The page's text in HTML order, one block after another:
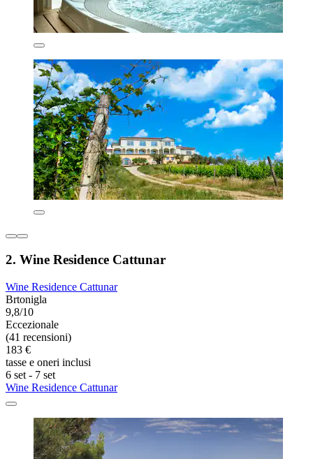
2. Wine Residence Cattunar
Wine Residence Cattunar
Brtonigla
9,8/10
Eccezionale
(41 recensioni)
183 €
tasse e oneri inclusi
6 set - 7 set
Wine Residence Cattunar